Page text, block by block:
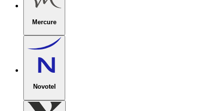
Mercure
Novotel